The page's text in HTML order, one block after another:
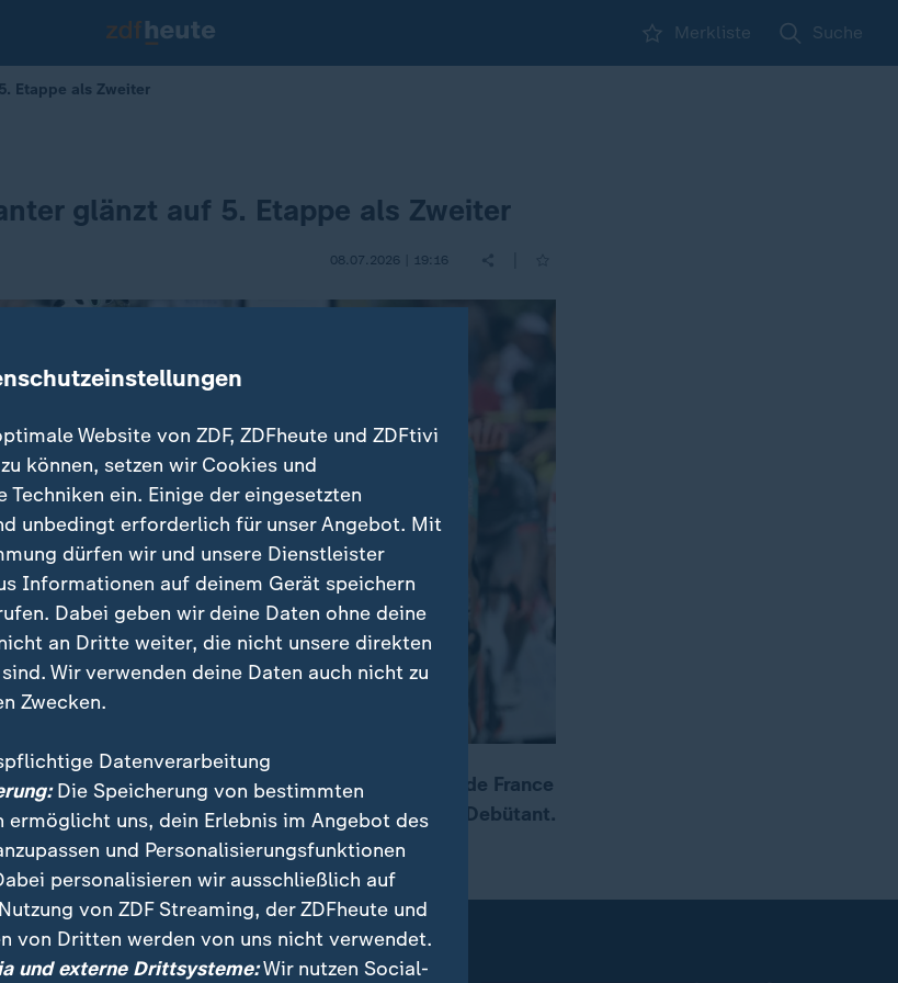
Merkliste Suche
Etappe als Zweiter
glänzt auf 5. Etappe als Zweiter
08.07.2026 | 19:16
ersten Sprint um einen Etappensieg bei der Tour de France
Nur einer war schneller als der deutsche Tour-Debütant.
Website von ZDF, ZDFheute und ZDFtivi
können, setzen wir Cookies und
Techniken ein. Einige der eingesetzten
unbedingt erforderlich für unser Angebot. Mit
dürfen wir und unsere Dienstleister
Informationen auf deinem Gerät speichern
Dabei geben wir deine Daten ohne deine
an Dritte weiter, die nicht unsere direkten
Wir verwenden deine Daten auch nicht zu
Zwecken.
Datenverarbeitung
Die Speicherung von bestimmten
ermöglicht uns, dein Erlebnis im Angebot des
und Personalisierungsfunktionen
personalisieren wir ausschließlich auf
von ZDF Streaming, der ZDFheute und
von Dritten werden von uns nicht verwendet.
und externe Drittsysteme:Wir nutzen Social-